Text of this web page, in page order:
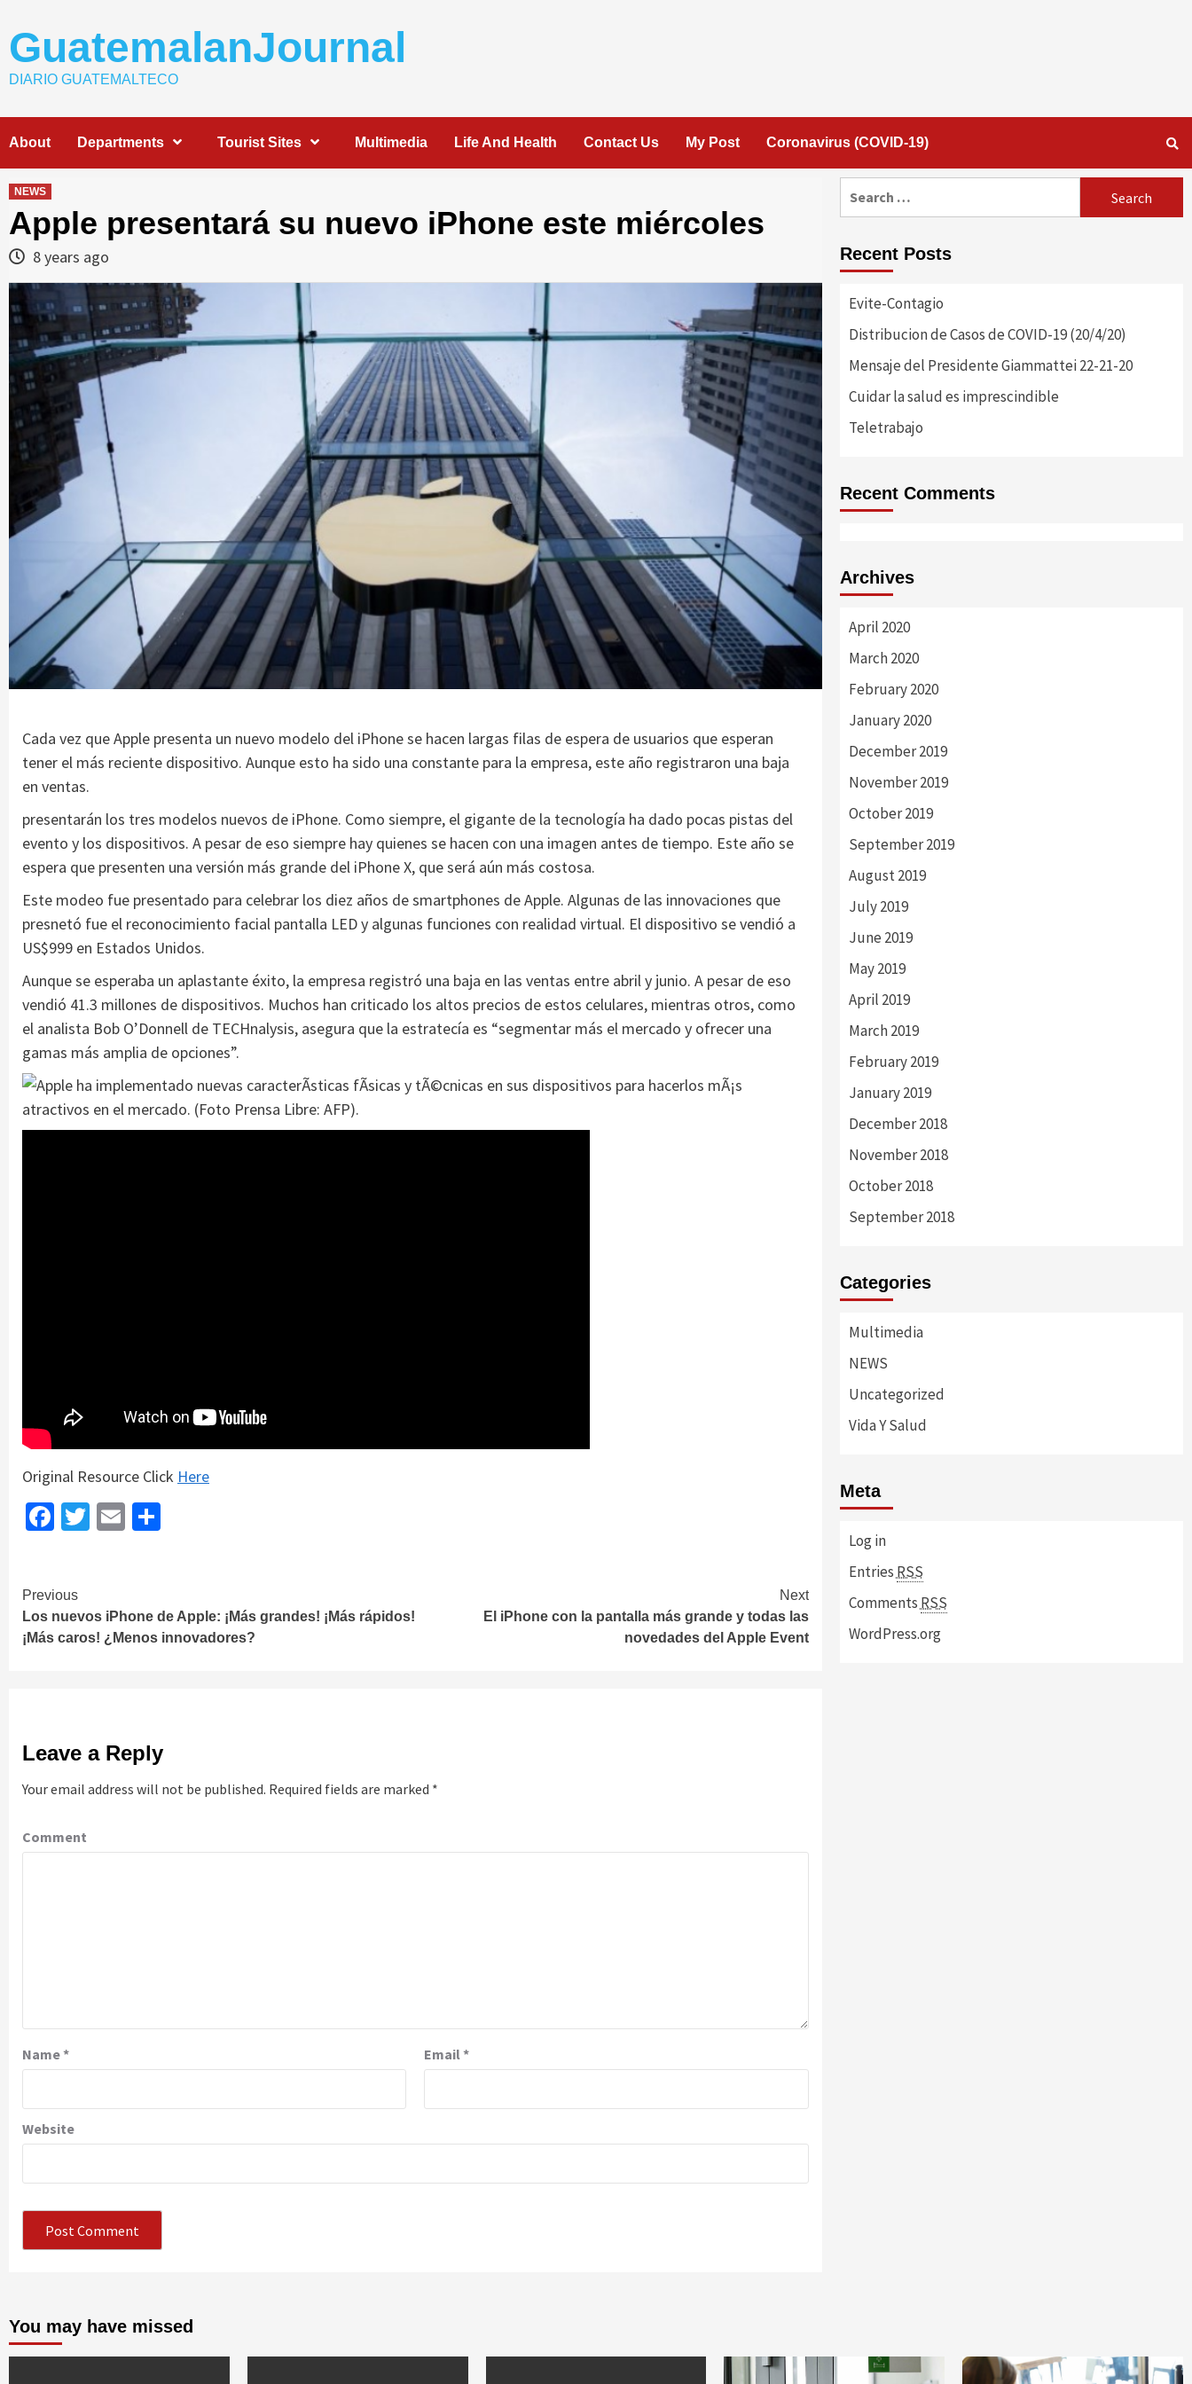
content
GuatemalanJournal
DIARIO GUATEMALTECO
About Departments Tourist Sites Multimedia Life And Health Contact Us My Post Coronavirus (COVID-19)
NEWS
Apple presentará su nuevo iPhone este miércoles
8 years ago
Cada vez que Apple presenta un nuevo modelo del iPhone se hacen largas filas de espera de usuarios que esperan
tener el más reciente dispositivo. Aunque esto ha sido una constante para la empresa, este año registraron una baja
en ventas.
presentarán los tres modelos nuevos de iPhone. Como siempre, el gigante de la tecnología ha dado pocas pistas del
evento y los dispositivos. A pesar de eso siempre hay quienes se hacen con una imagen antes de tiempo. Este año se
espera que presenten una versión más grande del iPhone X, que será aún más costosa.
Este modeo fue presentado para celebrar los diez años de smartphones de Apple. Algunas de las innovaciones que
presnetó fue el reconocimiento facial pantalla LED y algunas funciones con realidad virtual. El dispositivo se vendió a
US$999 en Estados Unidos.
Aunque se esperaba un aplastante éxito, la empresa registró una baja en las ventas entre abril y junio. A pesar de eso
vendió 41.3 millones de dispositivos. Muchos han criticado los altos precios de estos celulares, mientras otros, como
el analista Bob O’Donnell de TECHnalysis, asegura que la estratecía es “segmentar más el mercado y ofrecer una
gamas más amplia de opciones”.
Original Resource Click Here
Facebook
Twitter
Email
Continue
Reading
Previous
Los nuevos iPhone de Apple: ¡Más grandes! ¡Más rápidos!
¡Más caros! ¿Menos innovadores?
Next
El iPhone con la pantalla más grande y todas las
novedades del Apple Event
Leave a Reply
Your email address will not be published. Required fields are marked *
Comment
Name* Email*
Website
Recent Posts
Evite-Contagio
Distribucion de Casos de COVID-19 (20/4/20)
Mensaje del Presidente Giammattei 22-21-20
Cuidar la salud es imprescindible
Teletrabajo
Recent Comments
Archives
April 2020
March 2020
February 2020
January 2020
December 2019
November 2019
October 2019
September 2019
August 2019
July 2019
June 2019
May 2019
April 2019
March 2019
February 2019
January 2019
December 2018
November 2018
October 2018
September 2018
Categories
Multimedia
NEWS
Uncategorized
Vida Y Salud
Meta
Log in
Entries RSS
Comments RSS
WordPress.org
You may have missed